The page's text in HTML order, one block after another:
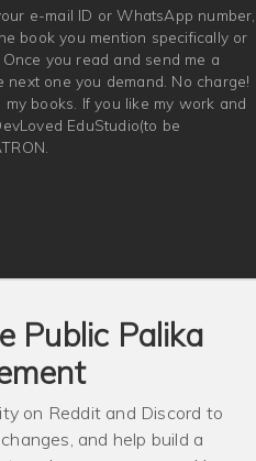
e-mail ID or WhatsApp number,
book you mention specifically or
you read and send me a
one you demand. No charge!
books. If you like my work and
EduStudio(to be
Public Palika
on Reddit and Discord to
and help build a